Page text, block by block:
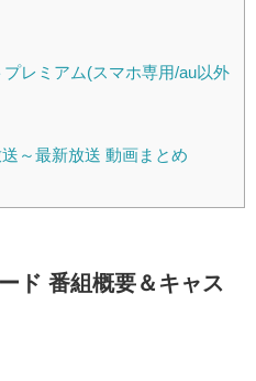
レミアム(スマホ専用/au以外
～最新放送 動画まとめ
ド 番組概要＆キャス